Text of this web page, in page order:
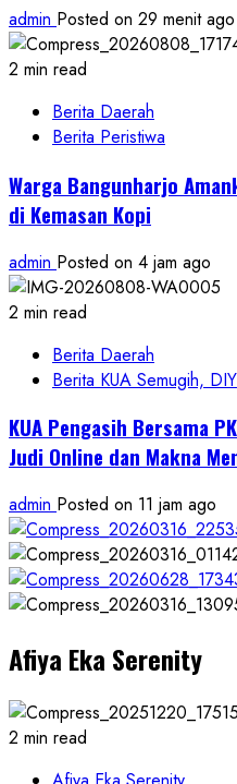
admin Posted on 29 menit ago
2 min read
Berita Daerah
Berita Peristiwa
Warga Bangunharjo
di Kemasan Kopi
admin Posted on 4 jam ago
2 min read
Berita Daerah
Berita KUA Semugih, DIY
KUA Pengasih Bersama
Judi Online dan Makna
admin Posted on 11 jam ago
Afiya Eka Serenity
2 min read